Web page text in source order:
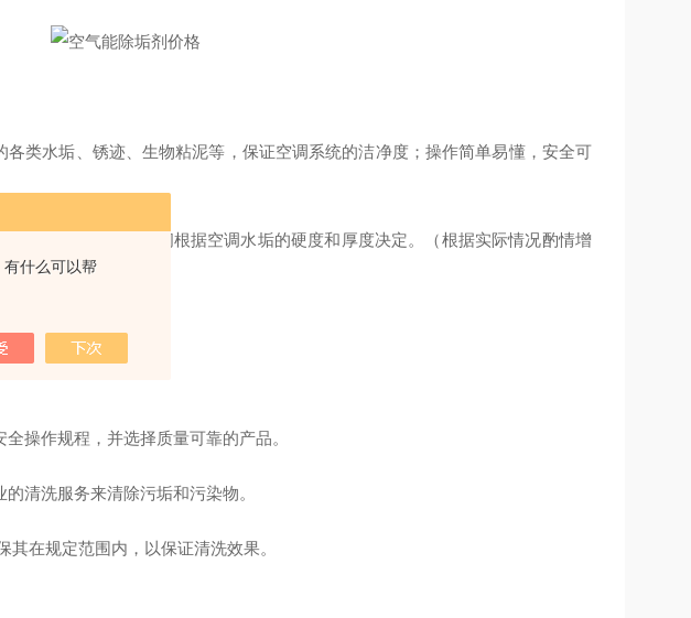
什么可以帮
类水垢、锈迹、生物粘泥等，保证空调系统的洁净度；操作简单易懂，安全可
药剂添加，清洗时间根据空调水垢的硬度和厚度决定。（根据实际情况酌情增
服咨询。）
操作规程，并选择质量可靠的产品。
清洗服务来清除污垢和污染物。
在规定范围内，以保证清洗效果。